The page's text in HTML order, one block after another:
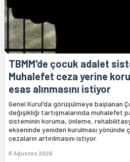
TBMM'de çocuk adalet
Muhalefet ceza yerine
esas alınmasını istiyor
Genel Kurul'da görüşülmeye başlanan
değişikliği tartışmalarında muhalefet
sisteminin koruma, önleme,
ekseninde yeniden kurulması yönünde
cezaların artırılmasını istiyor.
6 Ağustos 2026